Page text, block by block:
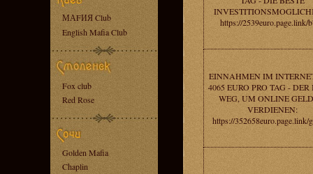
МАFИЯ Club
English Mafia Club
Fox club
Red Rose
Golden Mafia
Chaplin
https://2539euro.page.link/
EINNAHMEN IM
4065 EURO PRO TAG - DER
WEG, UM ONLINE
VERDIENEN:
https://352658euro.page.link/